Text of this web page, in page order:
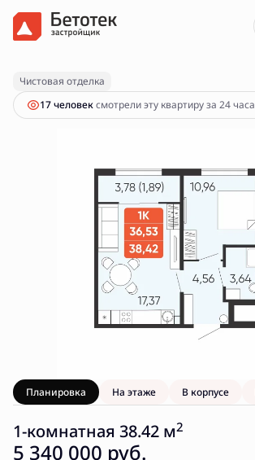
1-комнатная38.42 м
Ипотекаот 19 178 руб.
Чистовая отделка
17 человексмотрели эту квартиру за 24 часа
Планировка На этаже В корпусе
1-комнатная 38.42 м2
5 340 000 руб.